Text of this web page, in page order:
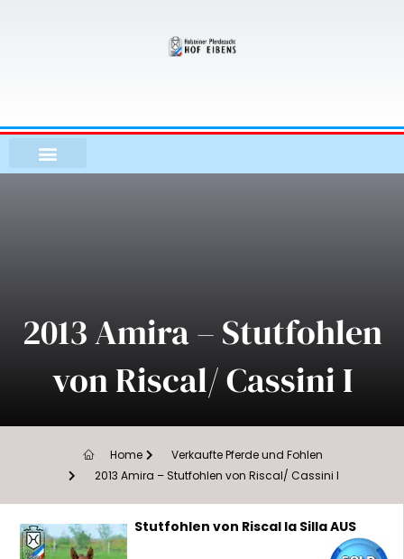
2013 Amira – Stutfohlen
von Riscal/ Cassini I
Home
Verkaufte Pferde und Fohlen
2013 Amira – Stutfohlen von Riscal/ Cassini I
Stutfohlen von Riscal la Silla AUS